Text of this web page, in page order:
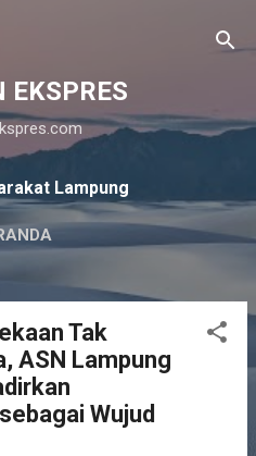
EKSPRES
Lampung
Tak
ASN Lampung
Wujud